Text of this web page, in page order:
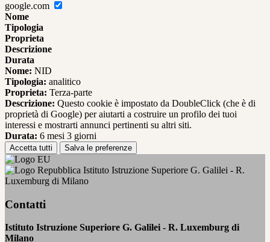
google.com
Nome
Tipologia
Proprieta
Descrizione
Durata
Nome: NID
Tipologia: analitico
Proprieta: Terza-parte
Descrizione: Questo cookie è impostato da DoubleClick (che è di
proprietà di Google) per aiutarti a costruire un profilo dei tuoi
interessi e mostrarti annunci pertinenti su altri siti.
Durata: 6 mesi 3 giorni
Accetta tutti Salva le preferenze
Istituto Istruzione Superiore G. Galilei - R.
Luxemburg di Milano
Contatti
Istituto Istruzione Superiore G. Galilei - R. Luxemburg di
Milano